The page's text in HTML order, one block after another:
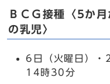
ＢＣＧ接種〈5か
の乳児〉
6日（火曜日）
14時30分